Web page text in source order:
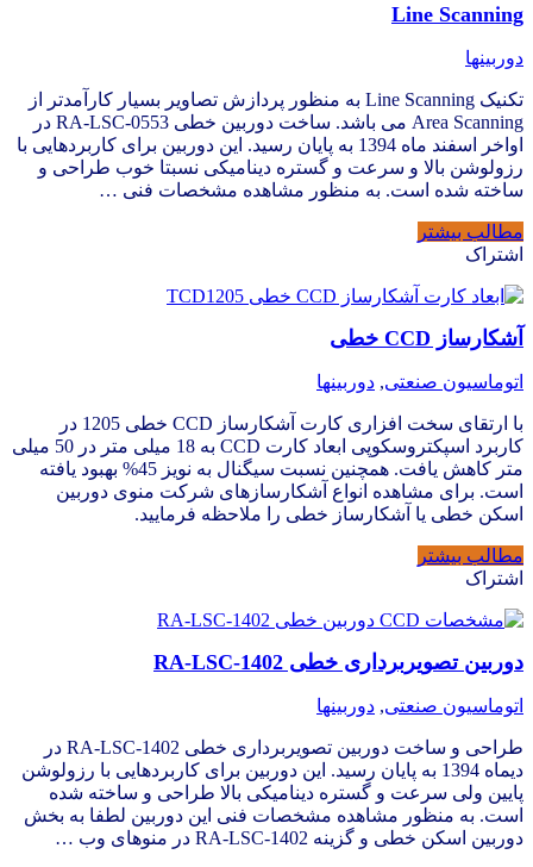
Line Scanning
دوربینها
تکنیک Line Scanning به منظور پردازش تصاویر بسیار کارآمدتر از
Area Scanning می باشد. ساخت دوربین خطی RA-LSC-0553 در
اواخر اسفند ماه 1394 به پایان رسید. این دوربین برای کاربردهایی با
رزولوشن بالا و سرعت و گستره دینامیکی نسبتا خوب طراحی و
ساخته شده است. به منظور مشاهده مشخصات فنی …
مطالب بیشتر
اشتراک
آشکارساز CCD خطی
اتوماسیون صنعتی, دوربینها
با ارتقای سخت افزاری کارت آشکارساز CCD خطی 1205 در
کاربرد اسپکتروسکوپی ابعاد کارت CCD به 18 میلی متر در 50 میلی
متر کاهش یافت. همچنین نسبت سیگنال به نویز 45% بهبود یافته
است. برای مشاهده انواع آشکارسازهای شرکت منوی دوربین
اسکن خطی یا آشکارساز خطی را ملاحظه فرمایید.
مطالب بیشتر
اشتراک
دوربین تصویربرداری خطی RA-LSC-1402
اتوماسیون صنعتی, دوربینها
طراحی و ساخت دوربین تصویربرداری خطی RA-LSC-1402 در
دیماه 1394 به پایان رسید. این دوربین برای کاربردهایی با رزولوشن
پایین ولی سرعت و گستره دینامیکی بالا طراحی و ساخته شده
است. به منظور مشاهده مشخصات فنی این دوربین لطفا به بخش
دوربین اسکن خطی و گزینه RA-LSC-1402 در منوهای وب …